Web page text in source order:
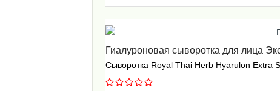
Гиалуроновая сыворотка для лица
Сыворотка Royal Thai Herb Hyarulon